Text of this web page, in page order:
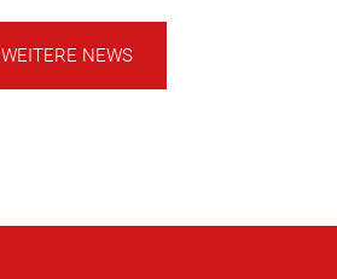
WEITERE NEWS